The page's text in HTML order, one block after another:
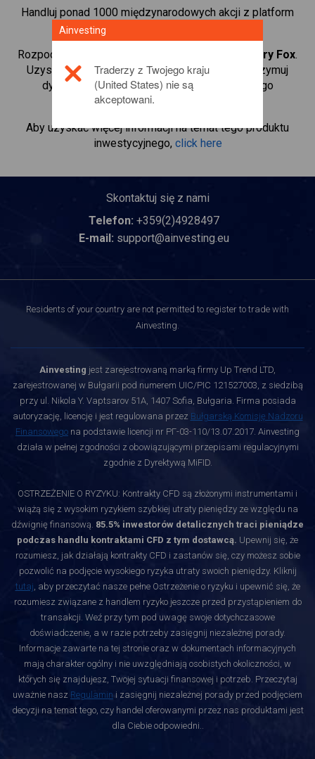
Handluj ponad 1000 międzynarodowych akcji z platform
handlową CFD od Ainvesting.
Rozpocznij handel kontraktami CFD w
21st Century Fox.
Uzyskaj notowania w czasie rzeczywistym i otrzymuj
dywidendy tak, jak w przypadku rzeczywistego
posiadania akcji.
Aby uzyskać więcej informacji na temat tego produktu
inwestycyjnego, click here
Skontaktuj się z nami
Telefon: +359(2)4928497
E-mail: support@ainvesting.eu
Residents of your country are not permitted to register to trade with
Ainvesting.
Ainvesting jest zarejestrowaną marką firmy Up Trend LTD,
zarejestrowanej w Bułgarii pod numerem UIC/PIC 121527003, z siedzibą
przy ul. Nikola Y. Vaptsarov 51A, 1407 Sofia, Bułgaria. Firma posiada
autoryzację, licencję i jest regulowana przez Bułgarską Komisję Nadzoru
Finansowego na podstawie licencji nr РГ-03-110/13.07.2017. Ainvesting
działa w pełnej zgodności z obowiązującymi przepisami regulacyjnymi
zgodnie z Dyrektywą MiFID.
OSTRZEŻENIE O RYZYKU: Kontrakty CFD są złożonymi instrumentami i
wiążą się z wysokim ryzykiem szybkiej utraty pieniędzy ze względu na
dźwignię finansową. 85.5% inwestorów detalicznych traci pieniądze
podczas handlu kontraktami CFD z tym dostawcą. Upewnij się, że
rozumiesz, jak działają kontrakty CFD i zastanów się, czy możesz sobie
pozwolić na podjęcie wysokiego ryzyka utraty swoich pieniędzy. Kliknij
tutaj, aby przeczytać nasze pełne Ostrzeżenie o ryzyku i upewnić się, że
rozumiesz związane z handlem ryzyko jeszcze przed przystąpieniem do
transakcji. Weź przy tym pod uwagę swoje dotychczasowe
doświadczenie, a w razie potrzeby zasięgnij niezależnej porady.
Informacje zawarte na tej stronie oraz w dokumentach informacyjnych
mają charakter ogólny i nie uwzględniają osobistych okoliczności, w
których się znajdujesz, Twojej sytuacji finansowej i potrzeb. Przeczytaj
uważnie nasz Regulamin i zasięgnij niezależnej porady przed podjęciem
decyzji na temat tego, czy handel oferowanymi przez nas produktami jest
dla Ciebie odpowiedni..
Ainvesting
Traderzy z Twojego kraju
(United States) nie są
akceptowani.